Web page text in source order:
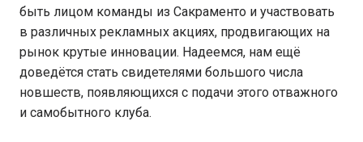
быть лицом команды из Сакраменто и участвовать
в различных рекламных акциях, продвигающих на
рынок крутые инновации. Надеемся, нам ещё
доведётся стать свидетелями большого числа
новшеств, появляющихся с подачи этого отважного
и самобытного клуба.